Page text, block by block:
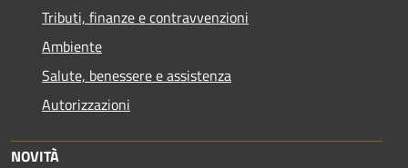
Tributi, finanze e contravvenzioni
Ambiente
Salute, benessere e assistenza
Autorizzazioni
NOVITÀ